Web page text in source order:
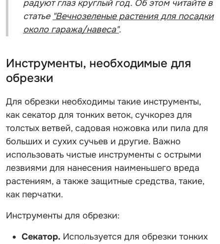
радуют глаз круглый год. Об этом читайте в
статье "Вечнозеленые растения для посадки
около гаража/навеса".
Инструменты, необходимые для
обрезки
Для обрезки необходимы такие инструменты,
как секатор для тонких веток, сучкорез для
толстых ветвей, садовая ножовка или пила для
больших и сухих сучьев и другие. Важно
использовать чистые инструменты с острыми
лезвиями для нанесения наименьшего вреда
растениям, а также защитные средства, такие,
как перчатки.
Инструменты для обрезки:
Секатор. Используется для обрезки тонких